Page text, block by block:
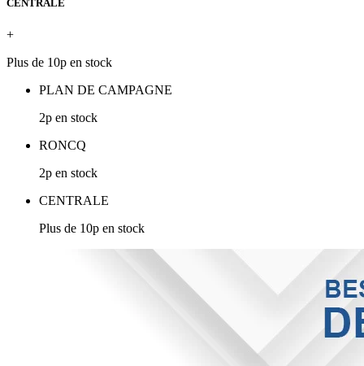
CENTRALE
+
Plus de 10p en stock
PLAN DE CAMPAGNE
2p en stock
RONCQ
2p en stock
CENTRALE
Plus de 10p en stock